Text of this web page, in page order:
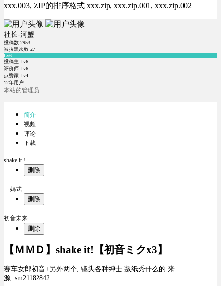
xxx.003, ZIP的排序格式 xxx.zip, xxx.zip.001, xxx.zip.002
社长-河蟹
投稿数 2953
被拉黑次数 27
Lv6
投稿主 Lv6
评价师 Lv6
点赞家 Lv4
12年用户
本站的管理员
简介
视频
评论
下载
shake it !
删除
三妈式
删除
初音未来
删除
【ＭＭＤ】shake it!【初音ミクx3】
赛车女郎初音+另外两个, 镜头各种绅士 叛纸秀什么的 来
源: sm21182842